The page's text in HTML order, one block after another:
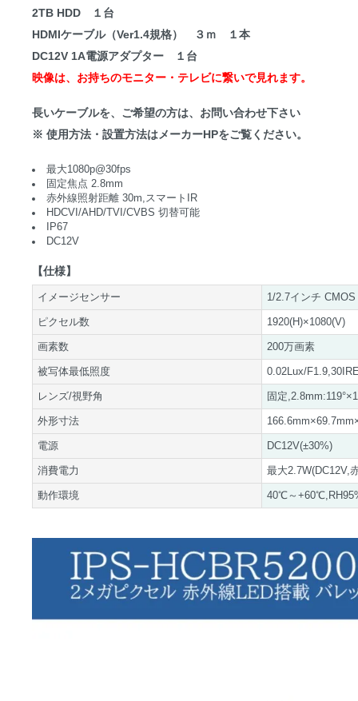
2TB HDD １台
HDMIケーブル（Ver1.4規格） ３ｍ １本
DC12V 1A電源アダプター １台
映像は、お持ちのモニター・テレビに繋いで見れます。
長いケーブルを、ご希望の方は、お問い合わせ下さい
※ 使用方法・設置方法はメーカーHPをご覧ください。
最大1080p@30fps
固定焦点 2.8mm
赤外線照射距離 30m,スマートIR
HDCVI/AHD/TVI/CVBS 切替可能
IP67
DC12V
【仕様】
イメージセンサー 1/2.7インチ CMOS
ピクセル数 1920(H)×1080(V)
画素数 200万画素
被写体最低照度 0.02Lux/
レンズ/視野角 固定
外形寸法
電源 DC12V(±30%)
消費電力 最大2.7W(DC12V,
動作環境 40℃～